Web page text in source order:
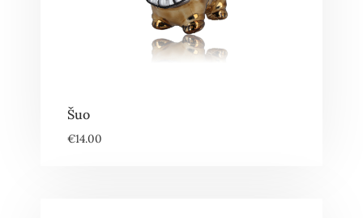
Šuo
€14.00